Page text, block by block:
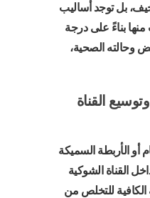
بل توجد أساليب
بناءً على درجة
وحالته الصحية،
القناة
أو الأربطة السميكة
القناة الشوكية
للتخلص من